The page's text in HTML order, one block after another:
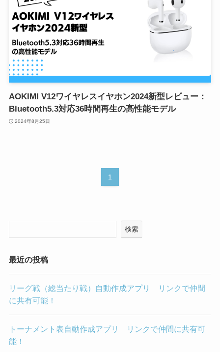
AOKIMI V12ワイヤレスイヤホン2024新型レビュー：
Bluetooth5.3対応36時間再生の高性能モデル
2024年8月25日
1
検索
最近の投稿
リーグ戦（総当たり戦）自動作成アプリ リンクで仲間
に共有可能！
トーナメント表自動作成アプリ リンクで仲間に共有可
能！